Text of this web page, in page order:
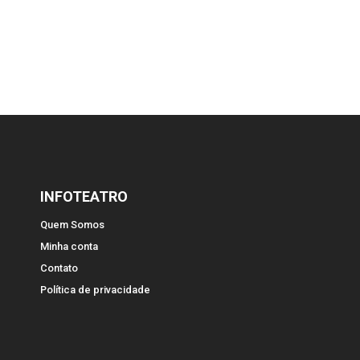
INFOTEATRO
Quem Somos
Minha conta
Contato
Política de privacidade